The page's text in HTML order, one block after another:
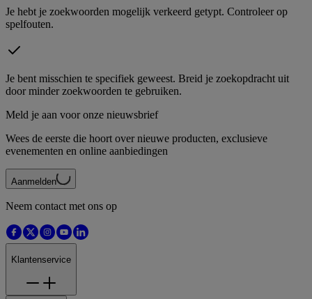
Je hebt je zoekwoorden mogelijk verkeerd getypt. Controleer op
spelfouten.
Je bent misschien te specifiek geweest. Breid je zoekopdracht uit
door minder zoekwoorden te gebruiken.
Meld je aan voor onze nieuwsbrief
Wees de eerste die hoort over nieuwe producten, exclusieve
evenementen en online aanbiedingen
Aanmelden
Neem contact met ons op
Klantenservice